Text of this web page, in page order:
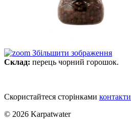
Збільшити зображення
Склад: перець чорний горошок.
Скористайтеся сторінками контакти
© 2026 Karpatwater